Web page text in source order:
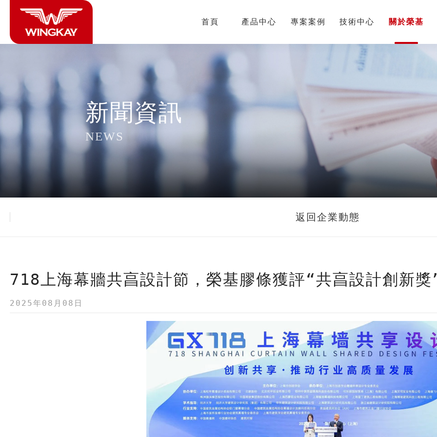
首頁 產品中心 專案案例 技術中心 關於榮基
新聞資訊
NEWS
返回企業動態
718上海幕牆共亯設計節，榮基膠條獲評“共亯設計創新獎
2025年08月08日